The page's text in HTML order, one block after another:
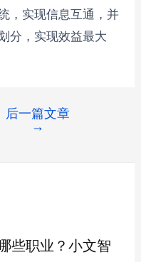
，实现信息互通，并
分，实现效益最大
后一篇文章
→
些职业？小文智